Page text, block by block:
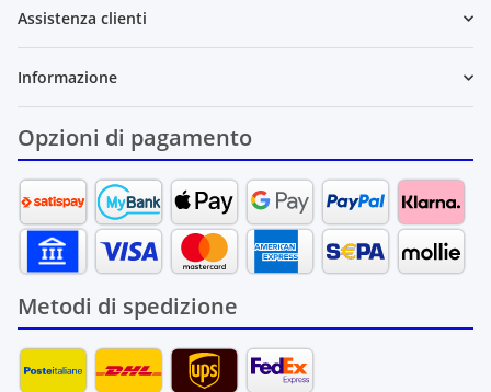
Assistenza clienti
Informazione
Opzioni di pagamento
Metodi di spedizione